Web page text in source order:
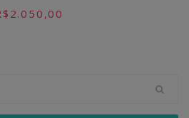
2.050,00